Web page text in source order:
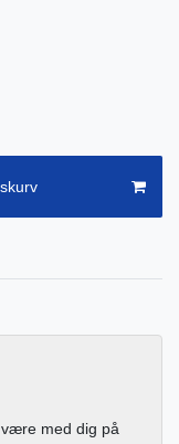
være med dig på